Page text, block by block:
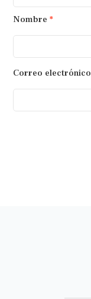
Nombre *
Correo electrónico